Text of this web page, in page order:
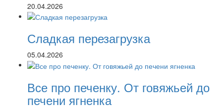
20.04.2026
Сладкая перезагрузка
05.04.2026
Все про печенку. От говяжьей до
печени ягненка